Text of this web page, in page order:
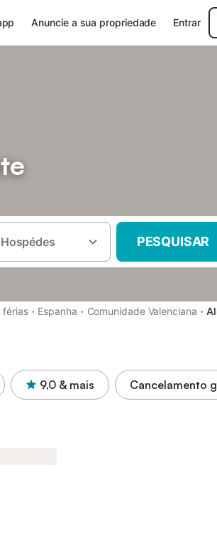
Anuncie a sua propriedade Entrar
Hospédes PESQUISAR
férias · Espanha · Comunidade Valenciana ·
9,0 & mais Cancelamento